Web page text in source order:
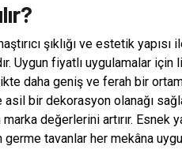
şıklığı ve estetik
Uygun fiyatlı uygulamalar
daha geniş ve ferah bir
bir dekorasyon olanağı
değerlerini artırır. Esnek
tavanlar her mekâna